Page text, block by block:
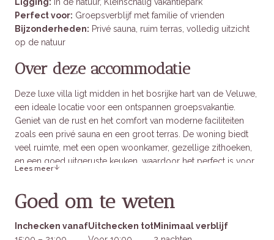
Perfect voor: Groepsverblijf met familie of vrienden
Bijzonderheden: Privé sauna, ruim terras, volledig uitzicht
op de natuur
Over deze accommodatie
Deze luxe villa ligt midden in het bosrijke hart van de Veluwe,
een ideale locatie voor een ontspannen groepsvakantie.
Geniet van de rust en het comfort van moderne faciliteiten
zoals een privé sauna en een groot terras. De woning biedt
veel ruimte, met een open woonkamer, gezellige zithoeken,
en een goed uitgeruste keuken, waardoor het perfect is voor
Lees meer
Goed om te weten
Inchecken vanafUitchecken totMinimaal verblijf